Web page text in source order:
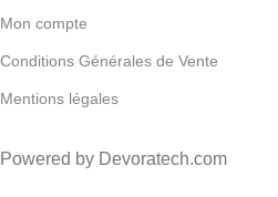
Mon compte
Conditions Générales de Vente
Mentions légales
Powered by Devoratech.com
📍 Tanger